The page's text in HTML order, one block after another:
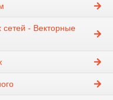
- Векторные